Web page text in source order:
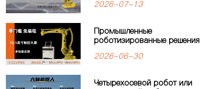
робот-паллетайзер
новую главу в автоматизации
паллетизации
2026-07-13
Промышленные
роботизированные решения
2026-06-30
Четырехосевой робот или